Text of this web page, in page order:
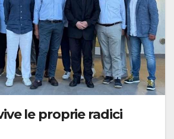
le proprie radici